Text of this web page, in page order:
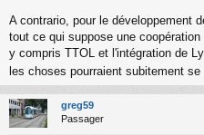
e
n
o
l
A contrario, pour le développement
tout ce qui suppose une
y compris TTOL et l'intégration de
les choses pourraient subitement
greg59
Passager